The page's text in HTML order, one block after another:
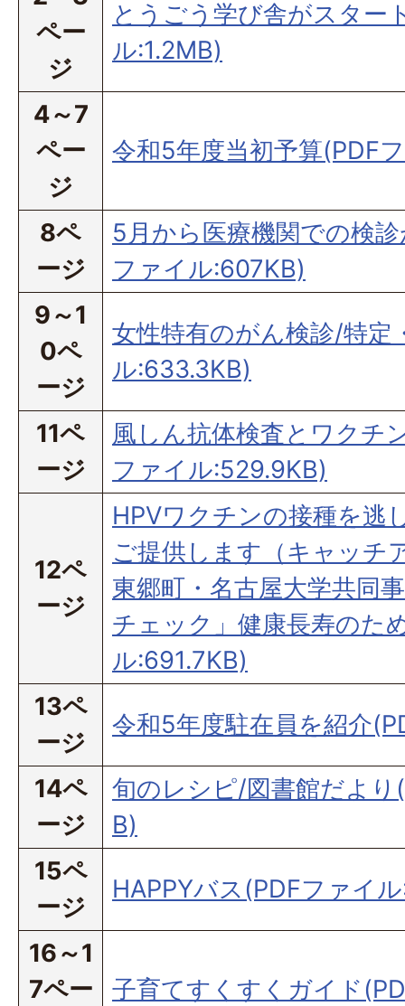
ペー
ジ
とうごう学び舎がスター
ル:1.2MB)
4～7
ペー
ジ
令和5年度当初予算(PDF
8ペ
ージ
5月から医療機関での検
ファイル:607KB)
9～1
0ペ
ージ
女性特有のがん検診/特定
ル:633.3KB)
11ペ
ージ
風しん抗体検査とワクチ
ファイル:529.9KB)
12ペ
ージ
HPVワクチンの接種を逃
ご提供します（キャッチ
東郷町・名古屋大学共同
チェック」健康長寿のた
ル:691.7KB)
13ペ
ージ
令和5年度駐在員を紹介
14ペ
ージ
旬のレシピ/図書館だよ
B)
15ペ
ージ
HAPPYバス(PDFファイ
16～1
7ペー
子育てすくすくガイド